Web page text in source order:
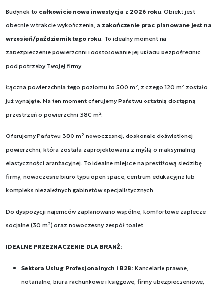
Budynek to całkowicie nowa inwestycja z 2026 roku. Obiekt jest
obecnie w trakcie wykończenia, a zakończenie prac planowane jest na
wrzesień/październik tego roku. To idealny moment na
zabezpieczenie powierzchni i dostosowanie jej układu bezpośrednio
pod potrzeby Twojej firmy.
Łączna powierzchnia tego poziomu to 500 m², z czego 120 m² zostało
już wynajęte. Na ten moment oferujemy Państwu ostatnią dostępną
przestrzeń o powierzchni 380 m².
Oferujemy Państwu 380 m² nowoczesnej, doskonale doświetlonej
powierzchni, która została zaprojektowana z myślą o maksymalnej
elastyczności aranżacyjnej. To idealne miejsce na prestiżową siedzibę
firmy, nowoczesne biuro typu open space, centrum edukacyjne lub
kompleks niezależnych gabinetów specjalistycznych.
Do dyspozycji najemców zaplanowano wspólne, komfortowe zaplecze
socjalne (30 m²) oraz nowoczesny zespół toalet.
IDEALNE PRZEZNACZENIE DLA BRANŻ:
Sektora Usług Profesjonalnych i B2B: Kancelarie prawne,
notarialne, biura rachunkowe i księgowe, firmy ubezpieczeniowe,